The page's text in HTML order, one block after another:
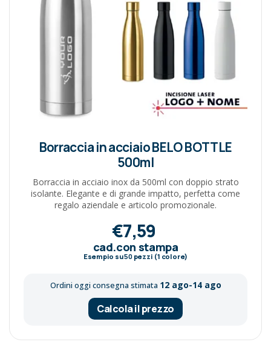
Borraccia in acciaio BELO BOTTLE
500ml
Borraccia in acciaio inox da 500ml con doppio strato
isolante. Elegante e di grande impatto, perfetta come
regalo aziendale e articolo promozionale.
€7,59
cad.con stampa
Esempio su50pezzi (1 colore)
Ordini oggi consegna stimata 12 ago-14 ago
Calcola il prezzo